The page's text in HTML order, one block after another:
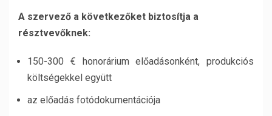
A szervező a következőket biztosítja a
résztvevőknek:
150-300 € honorárium előadásonként, produkciós
költségekkel együtt
az előadás fotódokumentációja